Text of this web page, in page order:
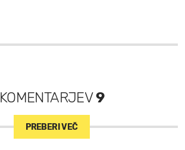
KOMENTARJEV9
PREBERI VEČ